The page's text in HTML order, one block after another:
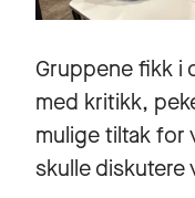
Gruppene fikk i
med kritikk,
mulige tiltak for
skulle diskutere